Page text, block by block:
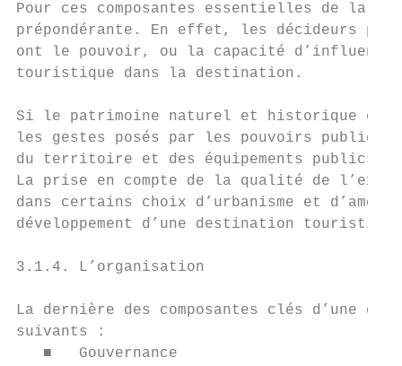
Pour ces composantes essentielles de la
prépondérante. En effet, les décideurs
ont le pouvoir, ou la capacité
touristique dans la destination.
Si le patrimoine naturel et historique est
les gestes posés par les pouvoirs publics
du territoire et des équipements publics
La prise en compte de la qualité de
dans certains choix d’urbanisme et
développement d’une destination
3.1.4. L’organisation
La dernière des composantes clés d’une
suivants :
   ■   Gouvernance